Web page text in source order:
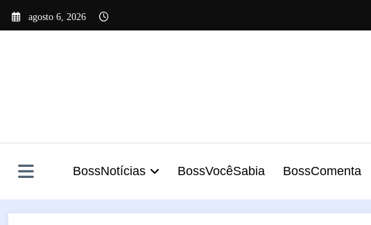
para
agosto 6, 2026
BossNotícias BossVocêSabia BossComenta